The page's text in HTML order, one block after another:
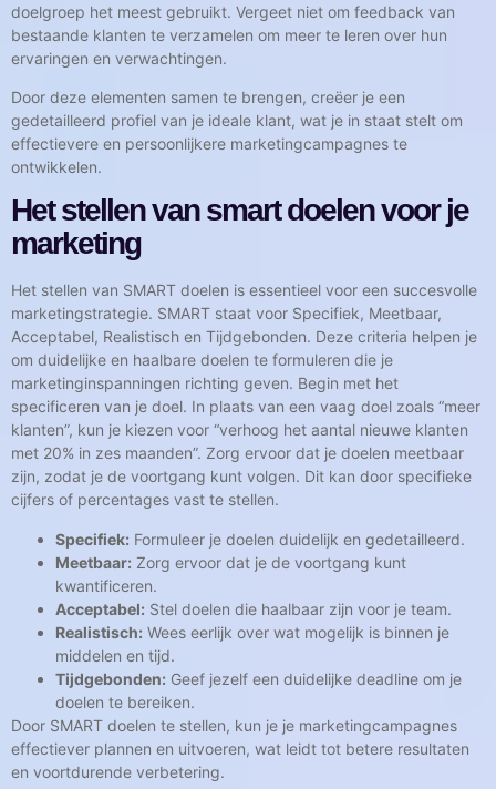
doelgroep het meest gebruikt. Vergeet niet om feedback van
bestaande klanten te verzamelen om meer te leren over hun
ervaringen en verwachtingen.
Door deze elementen samen te brengen, creëer je een
gedetailleerd profiel van je ideale klant, wat je in staat stelt om
effectievere en persoonlijkere marketingcampagnes te
ontwikkelen.
Het stellen van smart doelen voor je
marketing
Het stellen van SMART doelen is essentieel voor een succesvolle
marketingstrategie. SMART staat voor Specifiek, Meetbaar,
Acceptabel, Realistisch en Tijdgebonden. Deze criteria helpen je
om duidelijke en haalbare doelen te formuleren die je
marketinginspanningen richting geven. Begin met het
specificeren van je doel. In plaats van een vaag doel zoals “meer
klanten”, kun je kiezen voor “verhoog het aantal nieuwe klanten
met 20% in zes maanden”. Zorg ervoor dat je doelen meetbaar
zijn, zodat je de voortgang kunt volgen. Dit kan door specifieke
cijfers of percentages vast te stellen.
Specifiek: Formuleer je doelen duidelijk en gedetailleerd.
Meetbaar: Zorg ervoor dat je de voortgang kunt
kwantificeren.
Acceptabel: Stel doelen die haalbaar zijn voor je team.
Realistisch: Wees eerlijk over wat mogelijk is binnen je
middelen en tijd.
Tijdgebonden: Geef jezelf een duidelijke deadline om je
doelen te bereiken.
Door SMART doelen te stellen, kun je je marketingcampagnes
effectiever plannen en uitvoeren, wat leidt tot betere resultaten
en voortdurende verbetering.